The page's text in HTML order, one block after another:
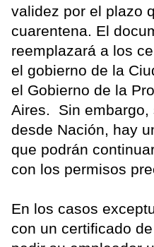
validez por el plazo
cuarentena. El
reemplazará a los
el gobierno de la
el Gobierno de la
Aires. Sin embargo,
desde Nación, hay
que podrán
con los permisos
En los casos
con un certificado